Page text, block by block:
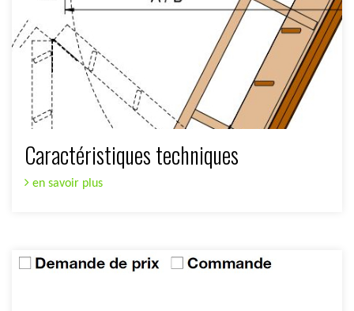
Caractéristiques techniques
en savoir plus